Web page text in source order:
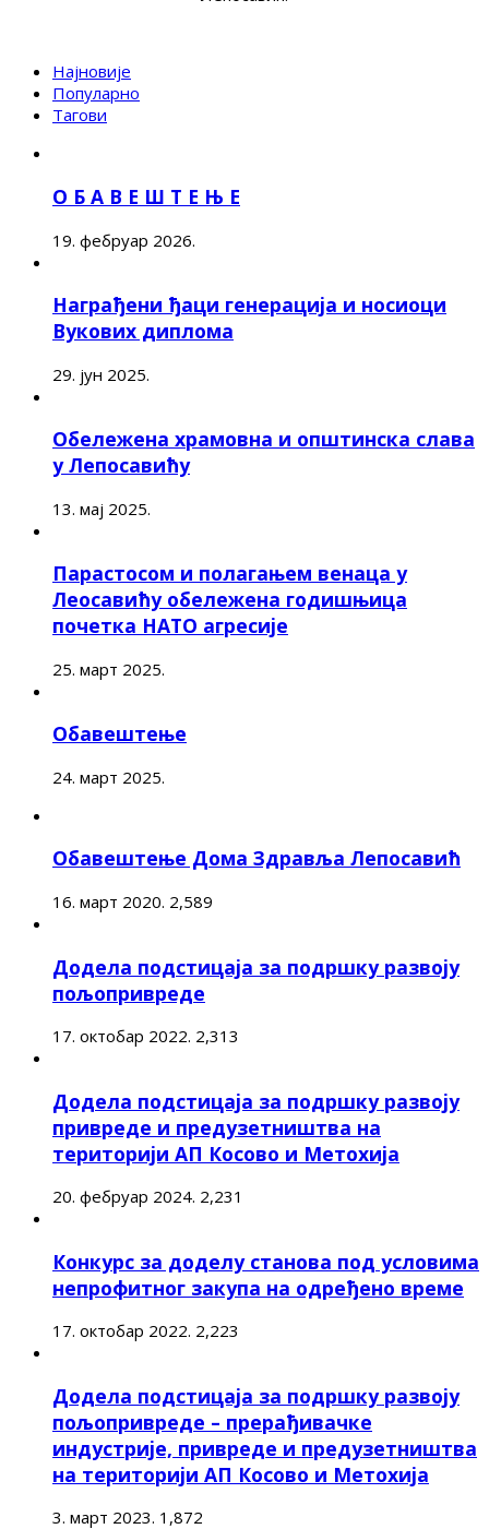
Најновије
Популарно
Тагови
О Б А В Е Ш Т Е Њ Е
19. фебруар 2026.
Награђени ђаци генерација и носиоци
Вукових диплома
29. јун 2025.
Обележена храмовна и општинска слава
у Лепосавићу
13. мај 2025.
Парастосом и полагањем венаца у
Леосавићу обележена годишњица
почетка НАТО агресије
25. март 2025.
Обавештење
24. март 2025.
Обавештење Дома Здравља Лепосавић
16. март 2020. 2,589
Додела подстицаја за подршку развоју
пољопривреде
17. октобар 2022. 2,313
Додела подстицаја за подршку развоју
привреде и предузетништва на
територији АП Косово и Метохија
20. фебруар 2024. 2,231
Конкурс за доделу станова под условима
непрофитног закупа на одређено време
17. октобар 2022. 2,223
Додела подстицаја за подршку развоју
пољопривреде – прерађивачке
индустрије, привреде и предузетништва
на територији АП Косово и Метохија
3. март 2023. 1,872